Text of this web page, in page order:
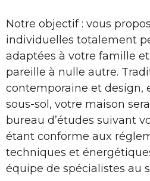
Notre objectif : vous
individuelles totalement
adaptées à votre famille
pareille à nulle autre.
contemporaine et design,
sous-sol, votre maison
bureau d’études suivant
étant conforme aux
techniques et
équipe de spécialistes au